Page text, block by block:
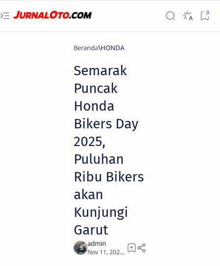
Beranda HONDA
Semarak
Puncak
Honda
Bikers Day
2025,
Puluhan
Ribu Bikers
akan
Kunjungi
Garut
2